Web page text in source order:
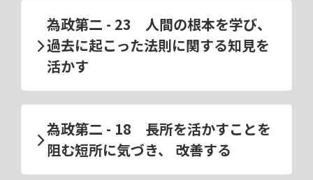
為政第二 - 23 人間の根本を学び、
過去に起こった法則に関する知見を
活かす
為政第二 - 18 長所を活かすことを
阻む短所に気づき、 改善する